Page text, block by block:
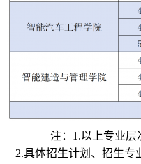
注：1.以上专业层
2.具体招生计划、招生专